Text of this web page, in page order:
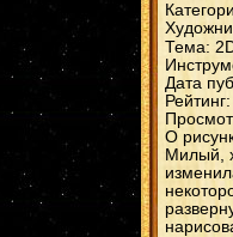
Тема:
Дата
О
Милый,